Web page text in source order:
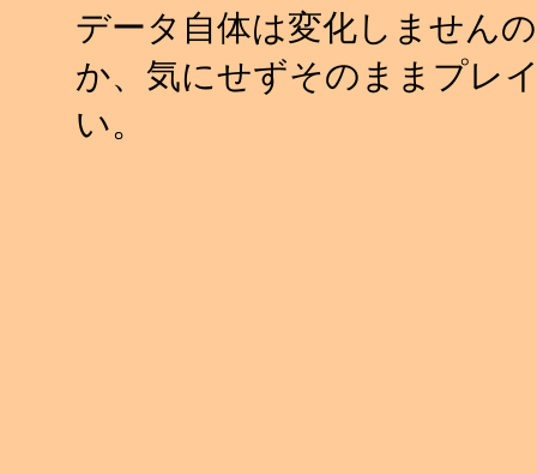
データ自体は変化しません
か、気にせずそのままプレ
い。